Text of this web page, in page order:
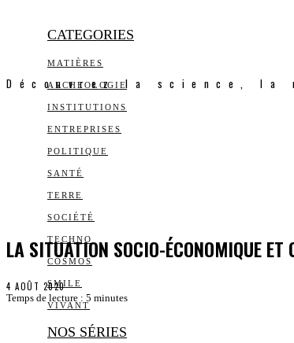
CATEGORIES
MATIÈRES
ARCHEOLOGIE
INSTITUTIONS
ENTREPRISES
POLITIQUE
SANTÉ
TERRE
SOCIÉTÉ
TECHNO
COSMOS
SMILE
VIVANT
NOS SÉRIES
Découvrez la science, la
LA SITUATION SOCIO-ÉCONOMIQUE ET
4 AOÛT 2020
Temps de lecture : 5 minutes